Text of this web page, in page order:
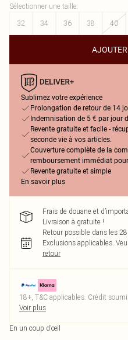
Sélectionner une taille:
32
34 36 38 40
Sublimez votre expérience
Prolongation de retour de 14
Indemnisation de 5 € par jour
Revente gratuite et facile -
seconde vie à vos articles.
Couverture complète de la
remboursement immédiat
Revente gratuite et simple
En savoir plus
Frais de douane et
Livraison à gratuite !
Retour possible dans les
Exclusions applicables.
retour
18+, T&C applicables. Crédit
Voir plus
En un coup d’œil